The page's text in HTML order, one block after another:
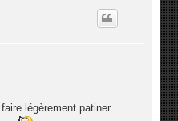
légèrement patiner